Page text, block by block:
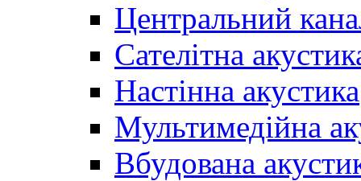
Центральний
Сателітна
Настінна акустика
Мультимедійна
Вбудована